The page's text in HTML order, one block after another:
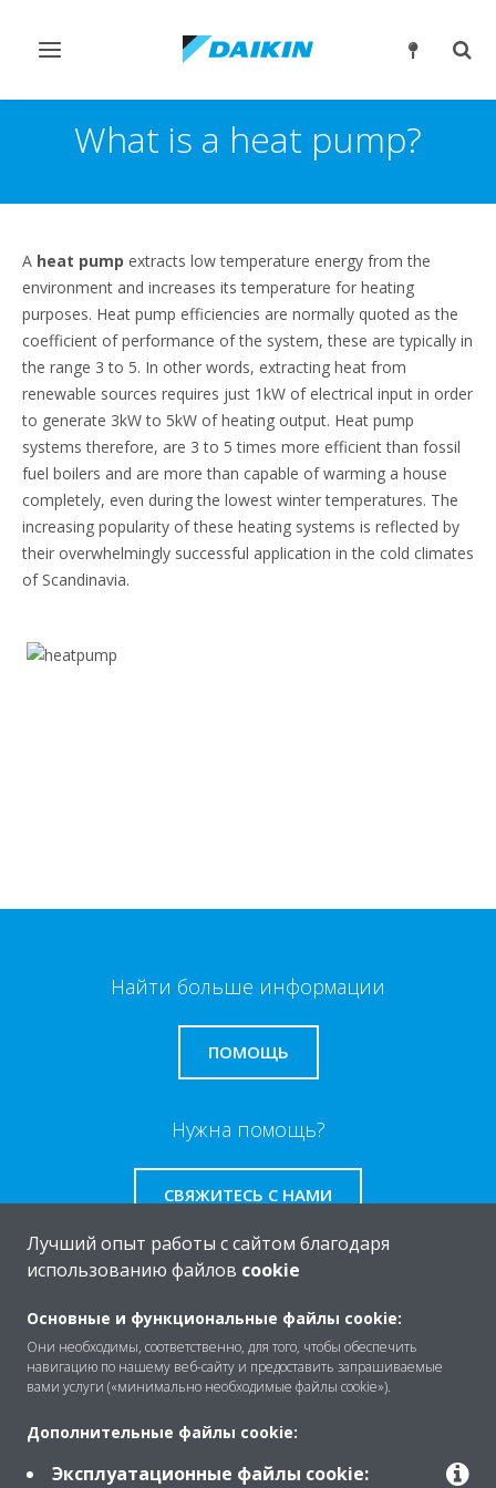
Переключить
What is a heat pump?
A heat pump extracts low temperature energy from the
environment and increases its temperature for heating
purposes. Heat pump efficiencies are normally quoted as the
coefficient of performance of the system, these are typically in
the range 3 to 5. In other words, extracting heat from
renewable sources requires just 1kW of electrical input in order
to generate 3kW to 5kW of heating output. Heat pump
systems therefore, are 3 to 5 times more efficient than fossil
fuel boilers and are more than capable of warming a house
completely, even during the lowest winter temperatures. The
increasing popularity of these heating systems is reflected by
their overwhelmingly successful application in the cold climates
of Scandinavia.
Найти больше информации
ПОМОЩЬ
Нужна помощь?
СВЯЖИТЕСЬ С НАМИ
O Daikin
Лучший опыт работы с сайтом благодаря
использованию файлов cookie
Основные и функциональные файлы cookie:
Они необходимы, соответственно, для того, чтобы обеспечить
навигацию по нашему веб-сайту и предоставить запрашиваемые
вами услуги («минимально необходимые файлы cookie»).
Дополнительные файлы cookie:
Эксплуатационные файлы cookie: